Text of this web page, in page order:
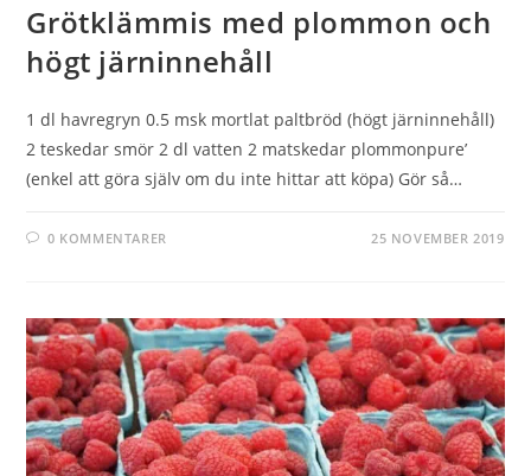
Grötklämmis med plommon och
högt järninnehåll
1 dl havregryn 0.5 msk mortlat paltbröd (högt järninnehåll)
2 teskedar smör 2 dl vatten 2 matskedar plommonpure’
(enkel att göra själv om du inte hittar att köpa) Gör så…
0 KOMMENTARER 25 NOVEMBER 2019